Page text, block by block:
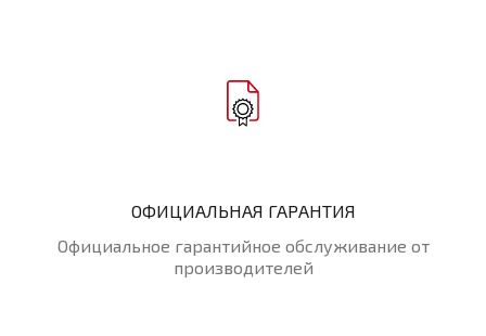
ОФИЦИАЛЬНАЯ ГАРАНТИЯ
Официальное гарантийное обслуживание от
производителей